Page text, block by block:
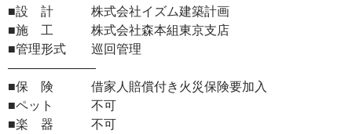
■設 計 株式会社イズム建築計画
■施 工 株式会社森本組東京支店
■管理形式 巡回管理
―――――――
■保 険 借家人賠償付き火災保険要加入
■ペット 不可
■楽 器 不可